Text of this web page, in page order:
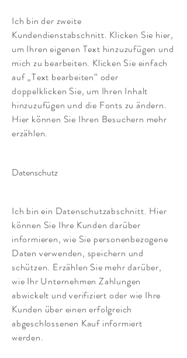
Ich bin der zweite
Kundendienstabschnitt. Klicken Sie hier,
um Ihren eigenen Text hinzuzufügen und
mich zu bearbeiten. Klicken Sie einfach
auf „Text bearbeiten“ oder
doppelklicken Sie, um Ihren Inhalt
hinzuzufügen und die Fonts zu ändern.
Hier können Sie Ihren Besuchern mehr
erzählen.
Datenschutz
Ich bin ein Datenschutzabschnitt. Hier
können Sie Ihre Kunden darüber
informieren, wie Sie personenbezogene
Daten verwenden, speichern und
schützen. Erzählen Sie mehr darüber,
wie Ihr Unternehmen Zahlungen
abwickelt und verifiziert oder wie Ihre
Kunden über einen erfolgreich
abgeschlossenen Kauf informiert
werden.